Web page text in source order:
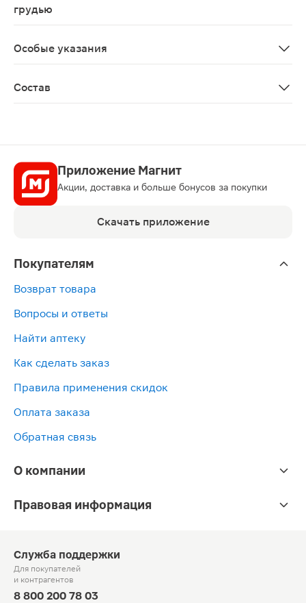
грудью
Особые указания
Состав
Приложение Магнит
Акции, доставка и больше бонусов за покупки
Скачать приложение
Покупателям
Возврат товара
Вопросы и ответы
Найти аптеку
Как сделать заказ
Правила применения скидок
Оплата заказа
Обратная связь
О компании
Правовая информация
Служба поддержки
Для покупателей
и контрагентов
8 800 200 78 03